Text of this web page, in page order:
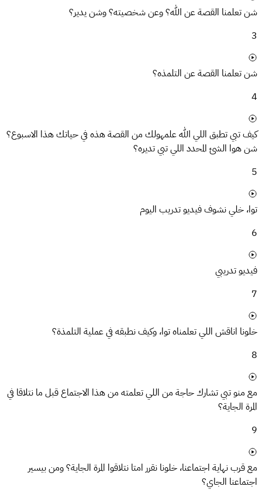
شن تعلمنا القصة عن الله؟ وعن شخصيته؟ وشن يدير؟
3
شن تعلمنا القصة عن التلمذه؟
4
كيف تبي تطبق اللي الله علمهولك من القصة هذه في حياتك هذا الاسبوع؟
شن هوا الشئ المحدد اللي تبي تديره؟
5
توا، خلي نشوف فيديو تدريب اليوم
6
فيديو تدريبي
7
خلونا اناقش اللي تعلمناه توا، وكيف نطبقه في عملية التلمذة؟
8
مع منو تبي تشارك حاجة من اللي تعلمته من هذا الاجتماع قبل ما نتلاقا في
المرة الجاية؟
9
مع قرب نهاية اجتماعنا، خلونا نقرر امتا نتلاقوا المرة الجاية؟ ومن بيسير
اجتماعنا الجاي؟